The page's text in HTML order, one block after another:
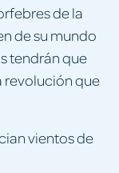
de la
de su mundo
tendrán que
revolución que
vientos de